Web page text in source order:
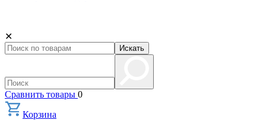
✕
Искать
Сравнить товары 0
Корзина